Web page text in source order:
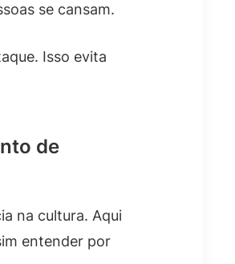
se cansam.
Isso evita
de
na cultura. Aqui
entender por